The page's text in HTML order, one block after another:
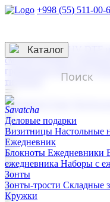
+998 (55) 511-00-
3D гравировка
смолой (Doming)
гравировка твердая
тиснение
☰
Контакты
Каталог
Деловые подарки
Визитницы Настольные
Ежедневник
Блокноты Ежедневники
ежедневника Наборы с
Зонты
Зонты-трости Складные
Кружки